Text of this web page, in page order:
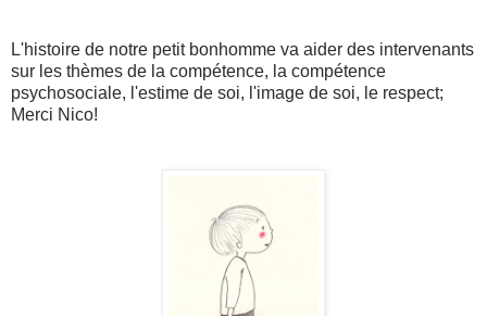
L'histoire de notre petit bonhomme va aider des intervenants
sur les thèmes de la compétence, la compétence
psychosociale, l'estime de soi, l'image de soi, le respect;
Merci Nico!